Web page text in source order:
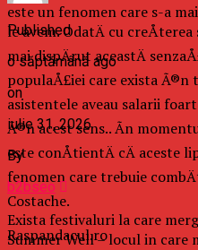
este un fenomen care s-a
le avem. OdatÄ cu
mai dispÄrut aceastÄ
populaÅ£iei care exista Ã®n
asistentele aveau salarii
Ã®n acest sens.. Ãn
este conÅtientÄ cÄ aceste
fenomen care trebuie
Costache.
Raspandacul.ro
Published
o săptămână ago
on
iulie 31, 2026
By
b2bseo
Exista festivaluri la care
Summer Well – locul in care